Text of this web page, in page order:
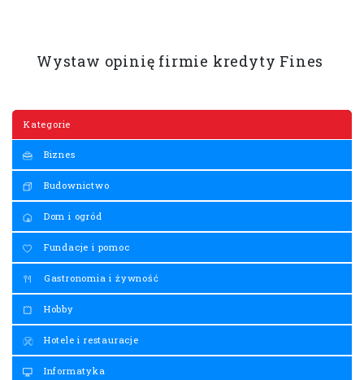
Kategorie
Biznes
Budownictwo
Dom i ogród
Fundacje i pomoc
Gastronomia i żywność
Hobby
Hotele i restauracje
Informatyka
Wystaw opinię firmie kredyty Fines